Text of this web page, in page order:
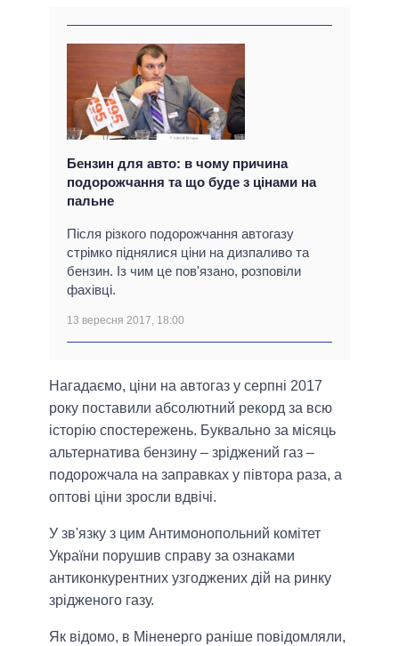
Бензин для авто: в чому причина
подорожчання та що буде з цінами на
пальне
Після різкого подорожчання автогазу
стрімко піднялися ціни на дизпаливо та
бензин. Із чим це пов'язано, розповіли
фахівці.
13 вересня 2017, 18:00
Нагадаємо, ціни на автогаз у серпні 2017
року поставили абсолютний рекорд за всю
історію спостережень. Буквально за місяць
альтернатива бензину – зріджений газ –
подорожчала на заправках у півтора раза, а
оптові ціни зросли вдвічі.
У зв'язку з цим Антимонопольний комітет
України порушив справу за ознаками
антиконкурентних узгоджених дій на ринку
зрідженого газу.
Як відомо, в Міненерго раніше повідомляли,